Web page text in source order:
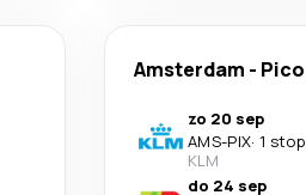
Amsterdam - Pico
zo 20 sep
AMS-PIX· 1 stop
KLM
do 24 sep